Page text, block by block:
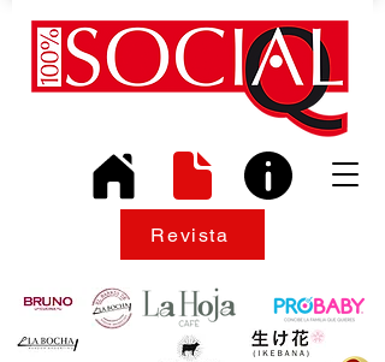
Revista